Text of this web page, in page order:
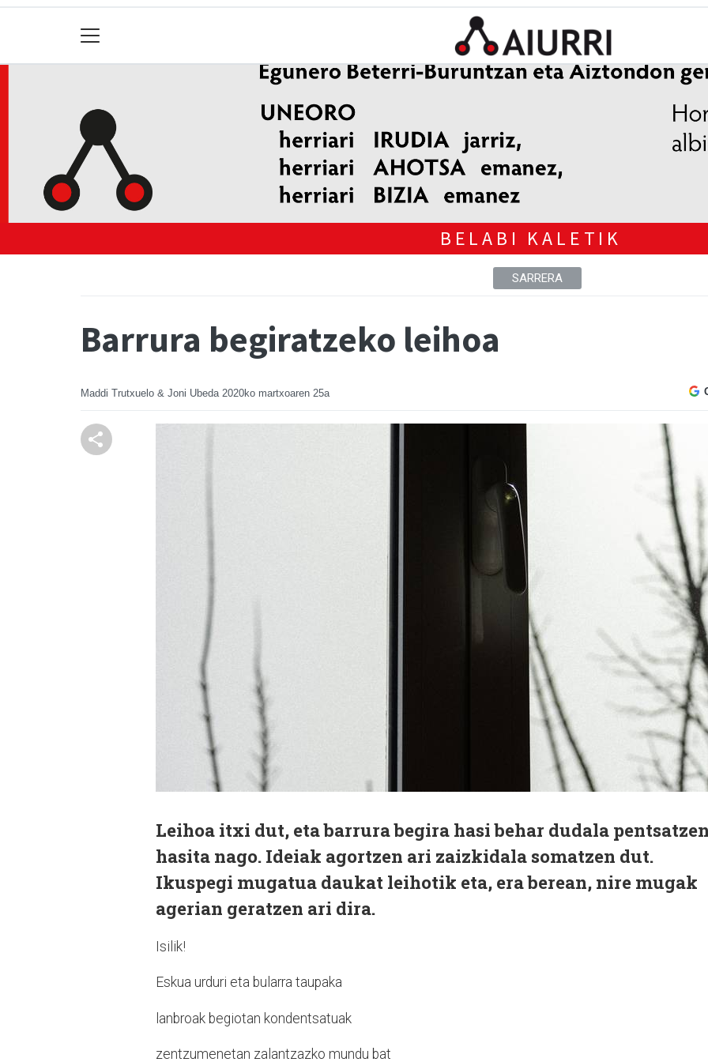
BELABI KALETIK
SARRERA
Barrura begiratzeko leihoa
Maddi Trutxuelo & Joni Ubeda 2020ko martxoaren 25a
Leihoa itxi dut, eta barrura begira hasi behar dudala
hasita nago. Ideiak agortzen ari zaizkidala somatzen dut.
Ikuspegi mugatua daukat leihotik eta, era berean, nire mugak
agerian geratzen ari dira.
Isilik!
Eskua urduri eta bularra taupaka
lanbroak begiotan kondentsatuak
zentzumenetan zalantzazko mundu bat